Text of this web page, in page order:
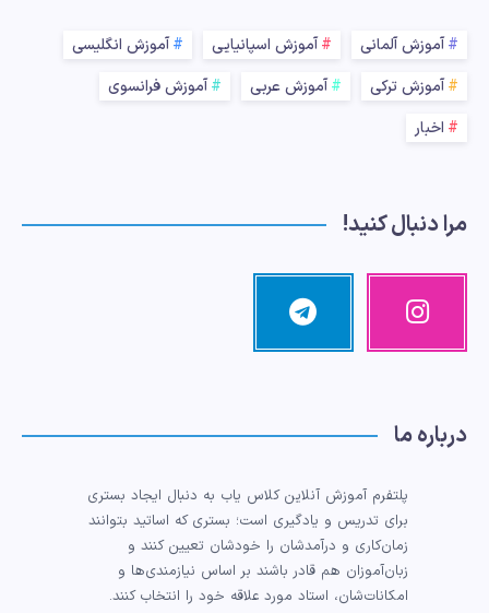
آموزش آلمانی آموزش اسپانیایی
آموزش انگلیسی
آموزش ترکی
آموزش عربی
آموزش فرانسوی
اخبار
مرا دنبال کنید!
اینستاگرام تلگرام
کنید!
درباره ما
پلتفرم آموزش آنلاین کلاس یاب به دنبال ایجاد بستری
برای تدریس و یادگیری است؛ بستری که اساتید بتوانند
زمان‌کاری و درآمدشان را خودشان تعیین کنند و
زبان‌آموزان هم قادر باشند بر اساس نیازمندی‌ها و
امکانات‌شان، استاد مورد علاقه خود را انتخاب کنند.